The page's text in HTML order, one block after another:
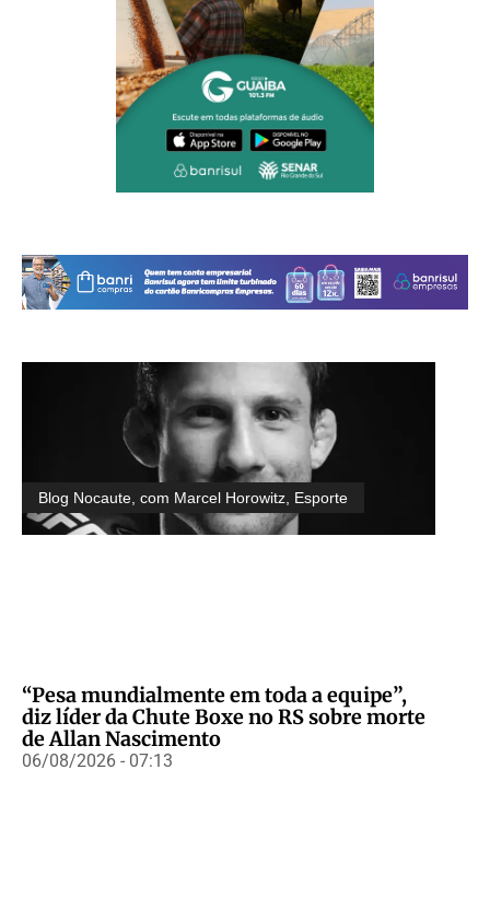
Blog Nocaute, com Marcel Horowitz Esporte
“Pesa mundialmente em toda a equipe”,
diz líder da Chute Boxe no RS sobre morte
de Allan Nascimento
06/08/2026 - 07:13